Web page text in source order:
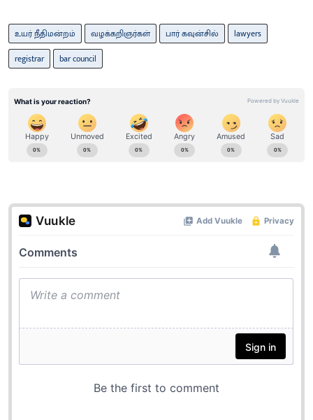
உயர் நீதிமன்றம் வழக்கறிஞர்கள் பார் கவுன்சில்
lawyers
registrar
bar council